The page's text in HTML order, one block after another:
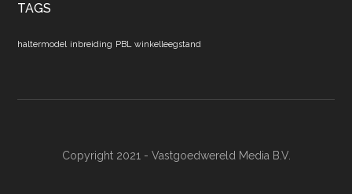
TAGS
haltermodel inbreiding PBL winkelleegstand
Copyright 2021 - Vastgoedwereld Media B.V.